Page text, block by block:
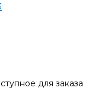
для заказа